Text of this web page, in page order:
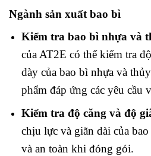
Ngành sản xuất bao bì
Kiểm tra bao bì nhựa và
của AT2E có thể kiểm tra
dày của bao bì nhựa và
phẩm đáp ứng các yêu cầu
Kiểm tra độ căng và độ
chịu lực và giãn dài của
và an toàn khi đóng gói.